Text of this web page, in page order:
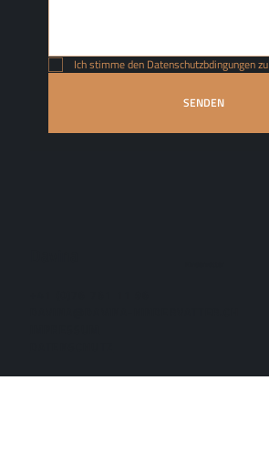
Ich stimme den Datenschutzbdingungen zu
SENDEN